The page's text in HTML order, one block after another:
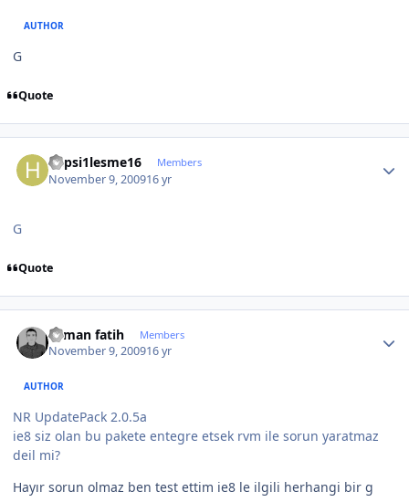
AUTHOR
G
Quote
hepsi1lesme16 Members
November 9, 200916 yr
G
Quote
osman fatih Members
November 9, 200916 yr
AUTHOR
NR UpdatePack 2.0.5a
ie8 siz olan bu pakete entegre etsek rvm ile sorun yaratmaz
deil mi?
Hayır sorun olmaz ben test ettim ie8 le ilgili herhangi bir g